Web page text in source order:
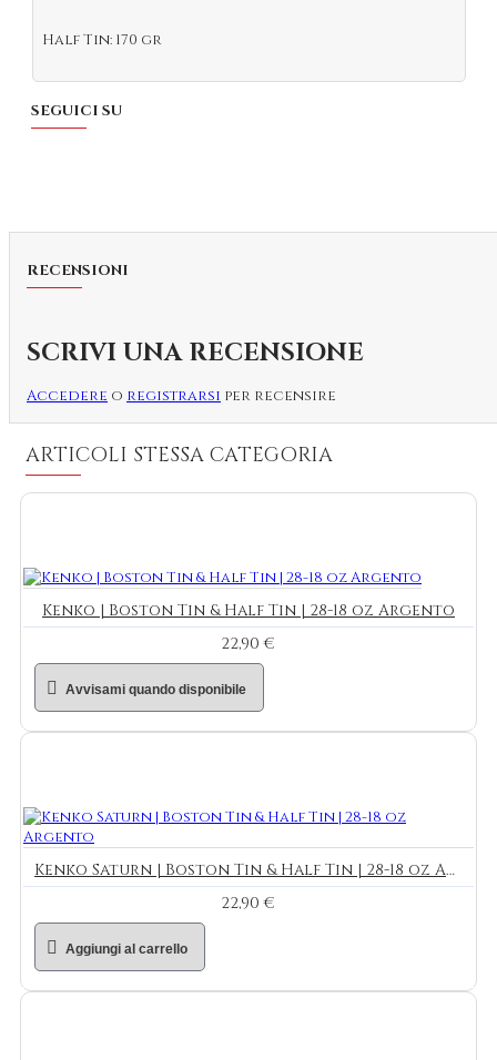
Half Tin: 170 gr
SEGUICI SU
RECENSIONI
SCRIVI UNA RECENSIONE
Accedere o registrarsi per recensire
ARTICOLI STESSA CATEGORIA
Kenko | Boston Tin & Half Tin | 28-18 oz Argento
22,90 €
Avvisami quando disponibile
Kenko Saturn | Boston Tin & Half Tin | 28-18 oz Argento
22,90 €
Aggiungi al carrello